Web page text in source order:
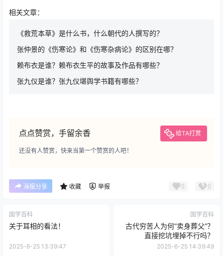
相关文章：
《救荒本草》是什么书，什么朝代的人撰写的？
张仲景的《伤寒论》和《伤寒杂病论》的区别在哪？
赖布衣是谁？赖布衣生平的故事及作品有哪些？
张九仪是谁？张九仪堪舆学书籍有哪些？
点点赞赏，手留余香 给TA打赏
还没有人赞赏，快来当第一个赞赏的人吧！
海报分享 收藏 举报 0 0
国学百科
关于耳相的看法！
2025-6-25 13:39:47
国学百科
古代穷苦人为何“卖身葬父”？
直接挖坑埋掉不行吗？
2025-6-25 14:39:49